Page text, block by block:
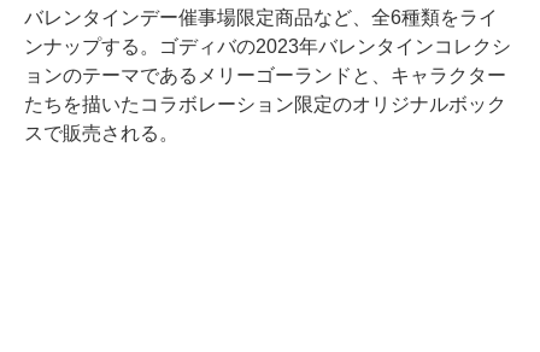
バレンタインデー催事場限定商品など、全6種類をライ
ンナップする。ゴディバの2023年バレンタインコレクシ
ョンのテーマであるメリーゴーランドと、キャラクター
たちを描いたコラボレーション限定のオリジナルボック
スで販売される。